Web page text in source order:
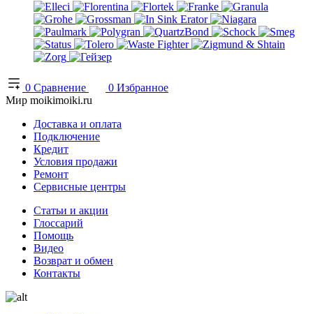
0 Сравнение 0 Избранное
Мир moikimoiki.ru
Доставка и оплата
Подключение
Кредит
Условия продажи
Ремонт
Сервисные центры
Статьи и акции
Глоссарий
Помощь
Видео
Возврат и обмен
Контакты